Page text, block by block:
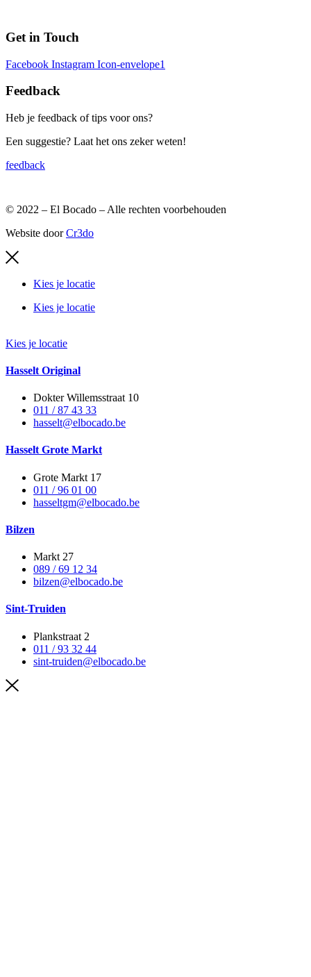
Get in Touch
Facebook Instagram Icon-envelope1
Feedback
Heb je feedback of tips voor ons?
Een suggestie? Laat het ons zeker weten!
feedback
© 2022 – El Bocado – Alle rechten voorbehouden
Website doorCr3do
Kies je locatie
Kies je locatie
Kies je locatie
Hasselt Original
Dokter Willemsstraat 10
011 / 87 43 33
hasselt@elbocado.be
Hasselt Grote Markt
Grote Markt 17
011 / 96 01 00
hasseltgm@elbocado.be
Bilzen
Markt 27
089 / 69 12 34
bilzen@elbocado.be
Sint-Truiden
Plankstraat 2
011 / 93 32 44
sint-truiden@elbocado.be